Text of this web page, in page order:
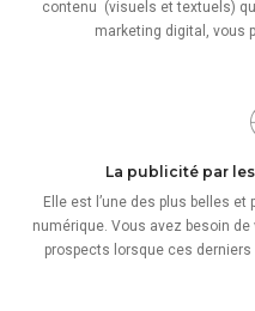
contenu (visuels et textuels)
marketing digital, vous
La publicité par
Elle est l’une des plus belles
numérique. Vous avez besoin
prospects lorsque ces